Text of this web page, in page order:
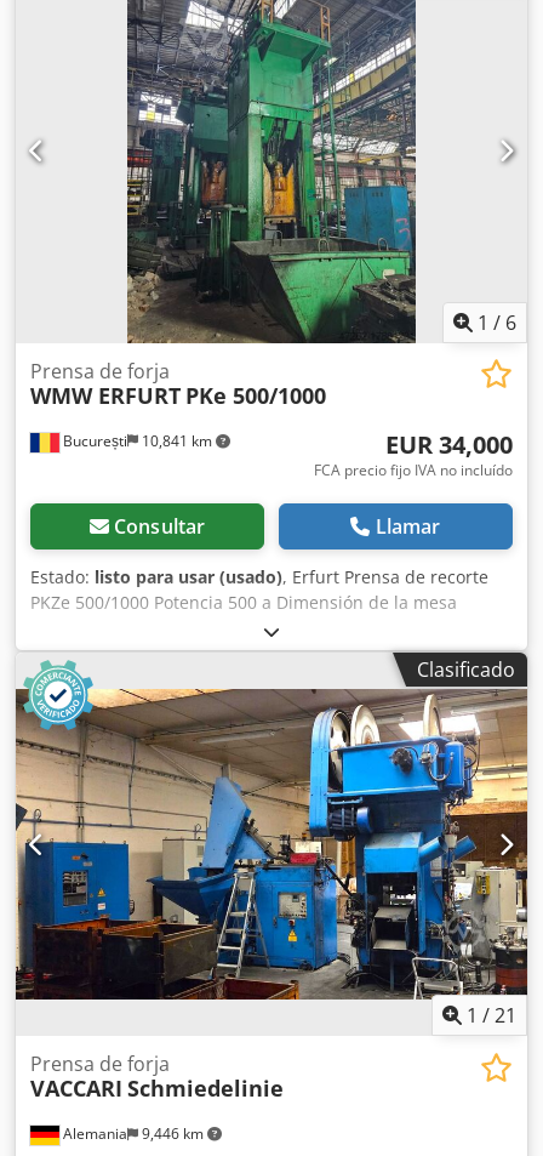
[CV/kW] - Peso neto : 2.500 [kg] - Peso embalado : 3.000
[kg] Dkjdpfsuhb Tkox Agxjr EQUIPAMIENTO - Herramientas
1 / 6
București 10,841 km
Prensa de forja
WMW ERFURT PKe 500/1000
EUR 34,000
FCA precio fijo IVA no incluído
Consultar Llamar
Estado: listo para usar (usado), Erfurt Prensa de recorte
PKZe 500/1000 Potencia 500 a Dimensión de la mesa
1020x1420 mm Carrera 400 mm Nº de carreras / min - 12
Motor principal 41kw Película disponible Dkodpfovbcxtox
Agxor
Clasificado
1 /21
Alemania 9,446 km
Prensa de forja
VACCARI Schmiedelinie